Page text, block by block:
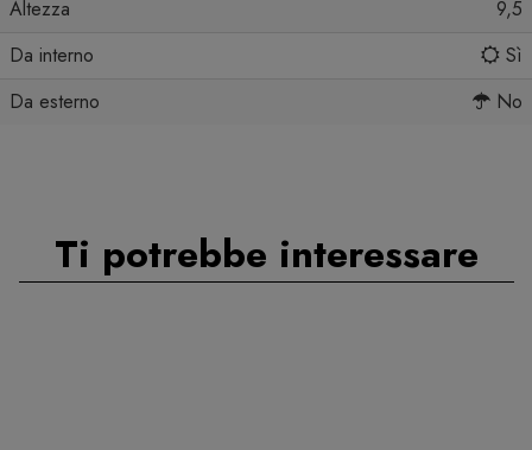
Altezza
9,5
Da interno
Sì
Da esterno
No
Ti potrebbe interessare